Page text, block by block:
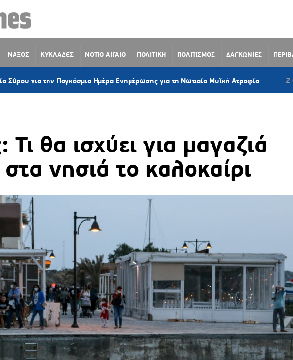
ΝΑΞΟΣ ΚΥΚΛΑΔΕΣ ΝΟΤΙΟ ΑΙΓΑΙΟ ΠΟΛΙΤΙΚΗ ΠΟΛΙΤΙΣΜΟΣ ΔΑΓΚΩΝΙΕΣ
την Παγκόσμια Ημέρα Ενημέρωσης για τη Νωτιαία Μυϊκή Ατροφία 2 ώρες πριν
θα ισχύει για μαγαζιά
στα νησιά το καλοκαίρι